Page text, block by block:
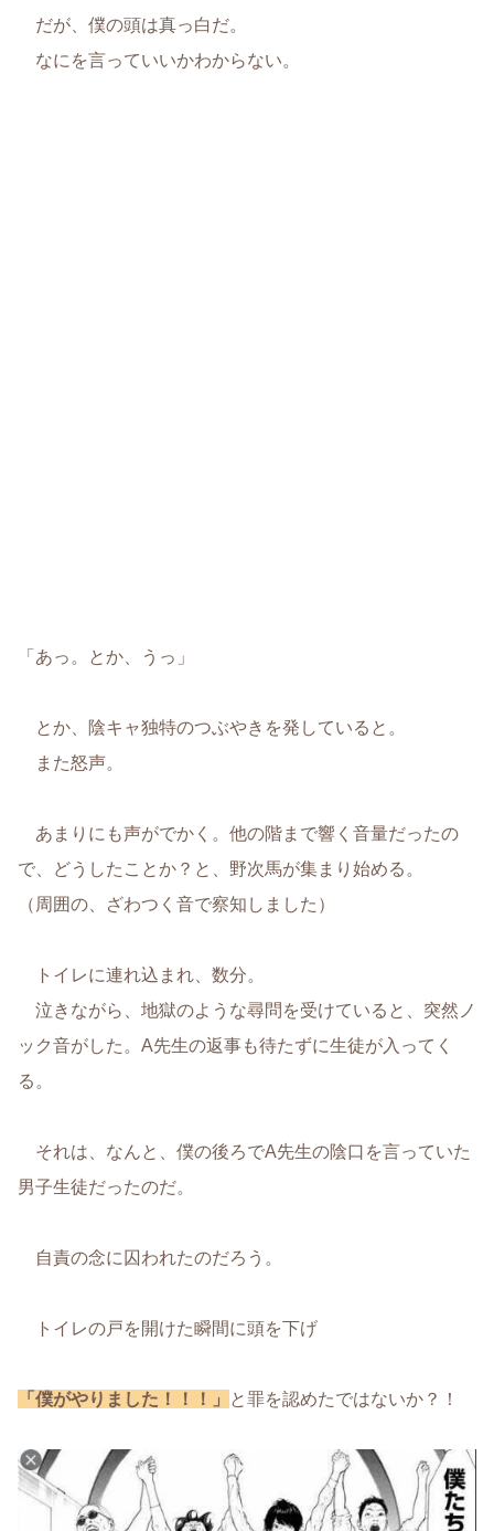
だが、僕の頭は真っ白だ。
なにを言っていいかわからない。
「あっ。とか、うっ」
とか、陰キャ独特のつぶやきを発していると。
また怒声。
あまりにも声がでかく。他の階まで響く音量だったの
で、どうしたことか？と、野次馬が集まり始める。
（周囲の、ざわつく音で察知しました）
トイレに連れ込まれ、数分。
泣きながら、地獄のような尋問を受けていると、突然ノ
ック音がした。A先生の返事も待たずに生徒が入ってく
る。
それは、なんと、僕の後ろでA先生の陰口を言っていた
男子生徒だったのだ。
自責の念に囚われたのだろう。
トイレの戸を開けた瞬間に頭を下げ
「僕がやりました！！！」 と罪を認めたではないか？！